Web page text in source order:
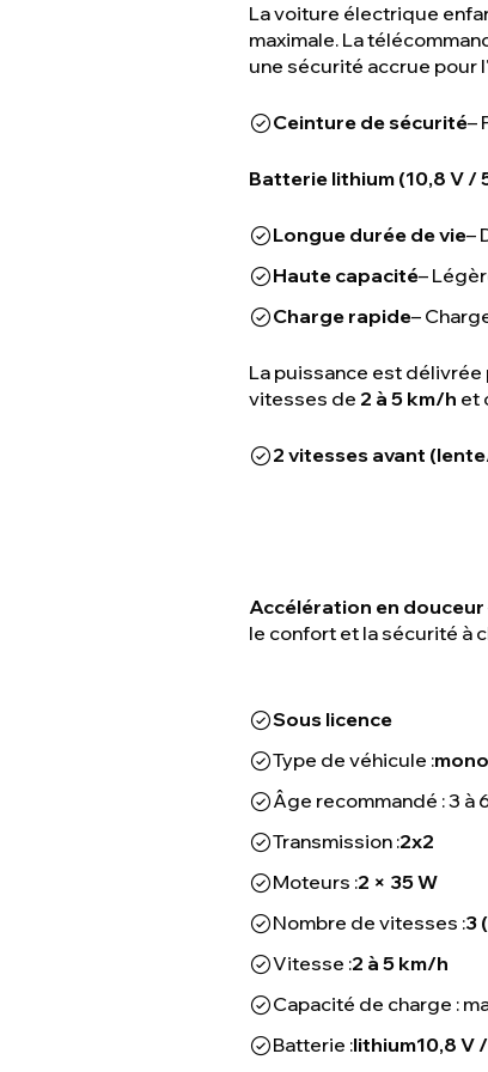
La voiture électrique
maximale. La
une sécurité accrue pour
Ceinture de sécurité–
Batterie lithium (10,8 V /
Longue durée de vie–
Haute capacité–
Charge rapide–
La puissance est délivrée
vitesses de 2 à 5 km/h et
2 vitesses avant
Accélération en douceur
le confort et la sécurité à
Sous licence
Type de véhicule :
Âge recommandé : 3 à
Transmission :2x2
Moteurs :2 × 35 W
Nombre de vitesses :3
Vitesse :2 à 5 km/h
Capacité de charge :
Batterie :lithium10,8 V